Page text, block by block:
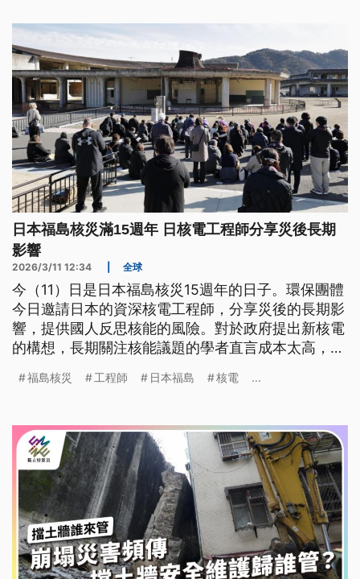
日本福島核災滿15週年 日核電工程師分享災後長期
影響
2026/3/11 12:34 全球
今（11）日是日本福島核災15週年的日子。環保團體
今日邀請日本的資深核電工程師，分享災後的長期影
響，提供國人反思核能的風險。對於政府提出新核電
的構想，長期關注核能議題的學者直言成本太高，建
福島核災 工程師 日本福島 核電 ...